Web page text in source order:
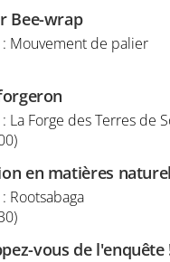
Bee-wrap
: Mouvement de palier
La Forge des Terres de
en matières
Rootsabaga
vous de l'enquête